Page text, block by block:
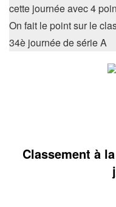
cette journée avec 4
On fait le point sur le
34è journée de série A
Classement à